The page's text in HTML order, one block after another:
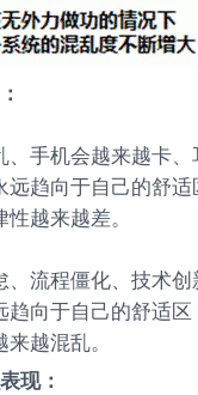
、手机会越来越卡、
远趋向于自己的舒
越来越差。
、流程僵化、技术创
趋向于自己的舒适
越混乱。
现：